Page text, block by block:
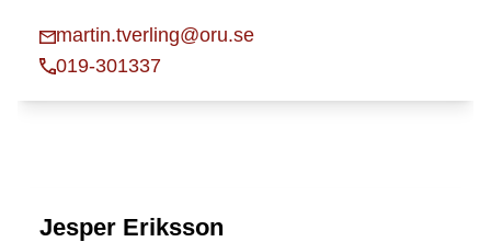
martin.tverling@oru.se
019-301337
Jesper Eriksson